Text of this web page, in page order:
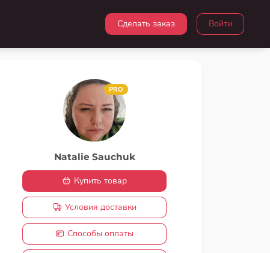
Войти
Сделать заказ
PRO
Natalie Sauchuk
Купить товар
Условия доставки
Способы оплаты